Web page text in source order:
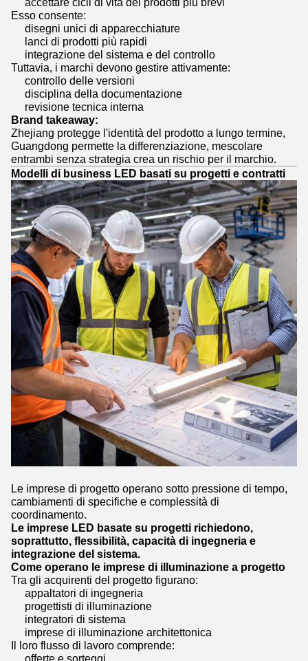
Esso consente:
disegni unici di apparecchiature
lanci di prodotti più rapidi
integrazione del sistema e del controllo
Tuttavia, i marchi devono gestire attivamente:
controllo delle versioni
disciplina della documentazione
revisione tecnica interna
Brand takeaway:
Zhejiang protegge l'identità del prodotto a lungo termine,
Guangdong permette la differenziazione, mescolare
entrambi senza strategia crea un rischio per il marchio.
Modelli di business LED basati su progetti e contratti
Le imprese di progetto operano sotto pressione di tempo,
cambiamenti di specifiche e complessità di
coordinamento.
Le imprese LED basate su progetti richiedono,
soprattutto, flessibilità, capacità di ingegneria e
integrazione del sistema.
Come operano le imprese di illuminazione a progetto
Tra gli acquirenti del progetto figurano:
appaltatori di ingegneria
progettisti di illuminazione
integratori di sistema
imprese di illuminazione architettonica
Il loro flusso di lavoro comprende:
offerte e sorteggi